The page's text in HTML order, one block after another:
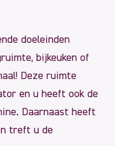
doeleinden
bijkeuken of
Deze ruimte
en u heeft ook de
Daarnaast heeft
treft u de